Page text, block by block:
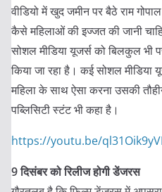
वीडियो में खुद जमीन पर बैठे राम
कैसे महिलाओं की इज्जत की जानी
सोशल मीडिया यूजर्स को बिलकुल भी
किया जा रहा है। कई सोशल मीडिया
महिला के साथ ऐसा करना उसकी
पब्लिसिटी स्टंट भी कहा है।
https://youtu.be/
9 दिसंबर को रिलीज होगी डेंजरस